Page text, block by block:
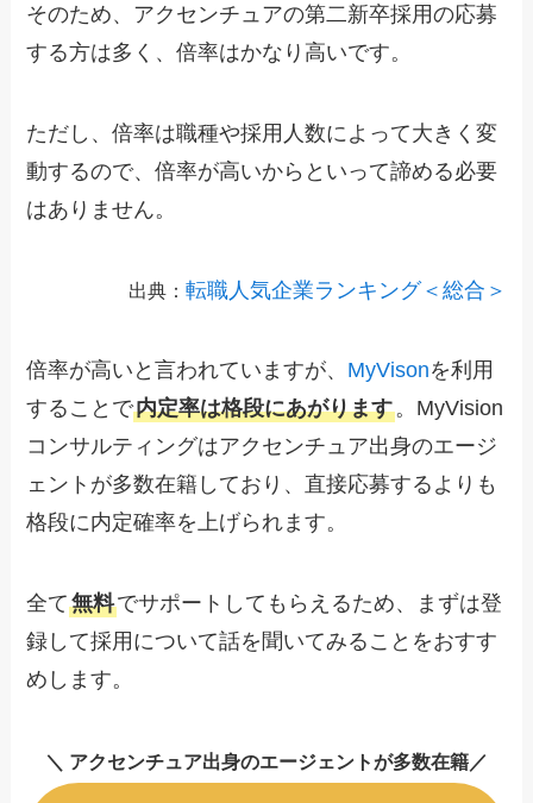
そのため、アクセンチュアの第二新卒採用の応募
する方は多く、倍率はかなり高いです。
ただし、倍率は職種や採用人数によって大きく変
動するので、倍率が高いからといって諦める必要
はありません。
出典： 転職人気企業ランキング＜総合＞
倍率が高いと言われていますが、 MyVisonを利用
することで内定率は格段にあがります。MyVision
コンサルティングはアクセンチュア出身のエージ
ェントが多数在籍しており、直接応募するよりも
格段に内定確率を上げられます。
全て無料でサポートしてもらえるため、まずは登
録して採用について話を聞いてみることをおすす
めします。
＼ アクセンチュア出身のエージェントが多数在籍／